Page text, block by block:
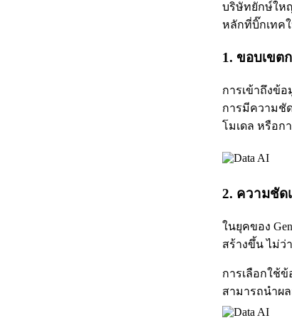
บริษัทยักษ์ให
หลักที่บิ๊กเทค
1. ขอบเขต
การเข้าถึงข้
การมีความชั
โมเดล หรือก
2. ความชัด
ในยุคของ
สร้างขึ้น ไม่ว่
การเลือกใช้
สามารถนำผ